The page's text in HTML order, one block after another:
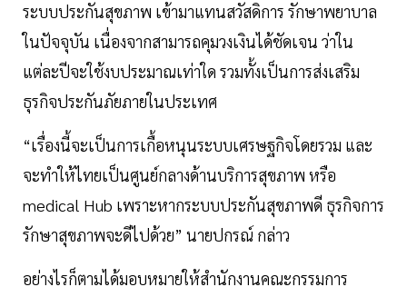
ระบบประกันสุขภาพ เข้ามาแทนสวัสดิการ รักษาพยาบาล
ในปัจจุบัน เนื่องจากสามารถคุมวงเงินได้ชัดเจน ว่าใน
แต่ละปีจะใช้งบประมาณเท่าใด รวมทั้งเป็นการส่งเสริม
ธุรกิจประกันภัยภายในประเทศ
“เรื่องนี้จะเป็นการเกื้อหนุนระบบเศรษฐกิจโดยรวม และ
จะทำให้ไทยเป็นศูนย์กลางด้านบริการสุขภาพ หรือ
medical Hub เพราะหากระบบประกันสุขภาพดี ธุรกิจการ
รักษาสุขภาพจะดีไปด้วย” นายปกรณ์ กล่าว
อย่างไรก็ตามได้มอบหมายให้สำนักงานคณะกรรมการ